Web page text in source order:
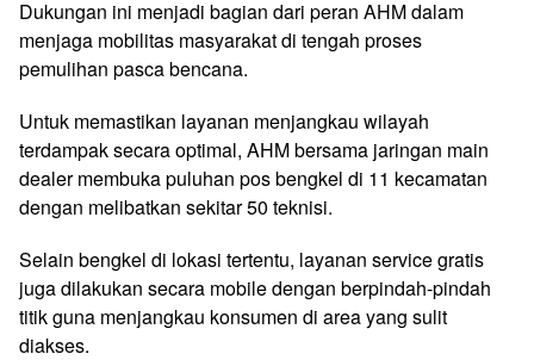
Dukungan ini menjadi bagian dari peran AHM dalam
menjaga mobilitas masyarakat di tengah proses
pemulihan pasca bencana.
Untuk memastikan layanan menjangkau wilayah
terdampak secara optimal, AHM bersama jaringan main
dealer membuka puluhan pos bengkel di 11 kecamatan
dengan melibatkan sekitar 50 teknisi.
Selain bengkel di lokasi tertentu, layanan service gratis
juga dilakukan secara mobile dengan berpindah-pindah
titik guna menjangkau konsumen di area yang sulit
diakses.